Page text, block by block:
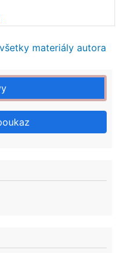
materiály autora